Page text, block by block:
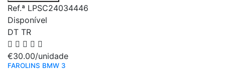
Ref.ª LPSC24034446
Disponível
DT TR
€30.00/unidade
FAROLINS BMW 3